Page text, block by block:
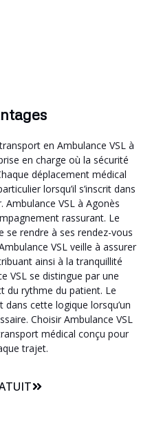
en Ambulance VSL à
en charge où la sécurité
déplacement médical
lorsqu’il s’inscrit dans
VSL à Agonès
rassurant. Le
se rendre à ses rendez-vous
VSL veille à assurer
ainsi à la tranquillité
VSL se distingue par une
du rythme du patient. Le
dans cette logique lorsqu’un
Choisir Ambulance VSL
médical conçu pour
trajet.